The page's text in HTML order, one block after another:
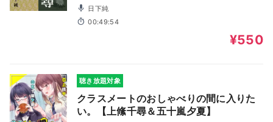
日下純
00:49:54
¥550
聴き放題対象
クラスメートのおしゃべりの間に入りた
い。【上絛千尋＆五十嵐夕夏】